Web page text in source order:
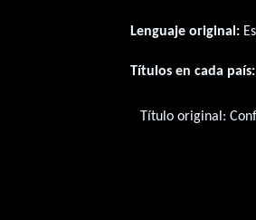
Lenguaje original:
Títulos en cada país:
Título original: